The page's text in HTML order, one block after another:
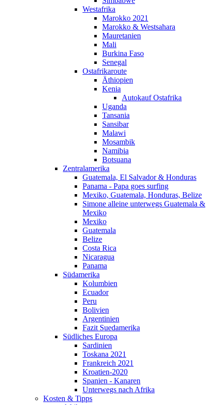
Westafrika
Marokko 2021
Marokko & Westsahara
Mauretanien
Mali
Burkina Faso
Senegal
Ostafrikaroute
Äthiopien
Kenia
Autokauf Ostafrika
Uganda
Tansania
Sansibar
Malawi
Mosambik
Namibia
Botsuana
Zentralamerika
Guatemala, El Salvador & Honduras
Panama - Papa goes surfing
Mexiko, Guatemala, Honduras, Belize
Simone alleine unterwegs Guatemala &
Mexiko
Mexiko
Guatemala
Belize
Costa Rica
Nicaragua
Panama
Südamerika
Kolumbien
Ecuador
Peru
Bolivien
Argentinien
Fazit Suedamerika
Südliches Europa
Sardinien
Toskana 2021
Frankreich 2021
Kroatien-2020
Spanien - Kanaren
Unterwegs nach Afrika
Kosten & Tipps